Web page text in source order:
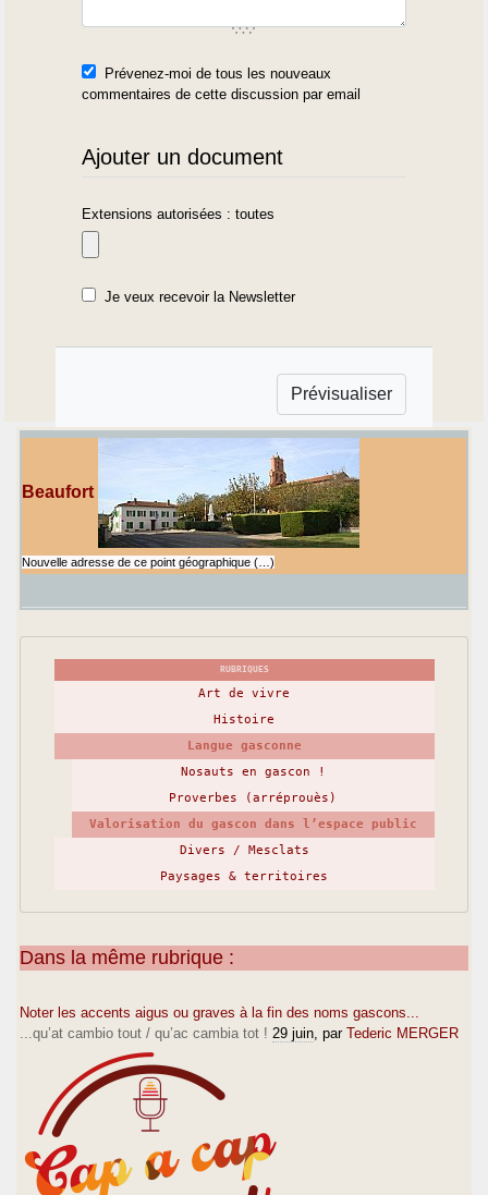
Prévenez-moi de tous les nouveaux
commentaires de cette discussion par email
Ajouter un document
Extensions autorisées : toutes
Je veux recevoir la Newsletter
Beaufort
Nouvelle adresse de ce point géographique (…)
RUBRIQUES
Art de vivre
Histoire
Langue gasconne
Nosauts en gascon !
Proverbes (arréprouès)
Valorisation du gascon dans l’espace public
Divers / Mesclats
Paysages & territoires
Dans la même rubrique :
Noter les accents aigus ou graves à la fin des noms gascons...
...qu’at cambio tout / qu’ac cambia tot ! 29 juin , par Tederic MERGER